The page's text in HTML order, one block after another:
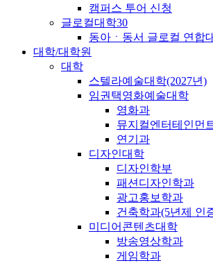
캠퍼스 투어 신청
글로컬대학30
동아ㆍ동서 글로컬 연합
대학/대학원
대학
스텔라예술대학(2027년)
임권택영화예술대학
영화과
뮤지컬엔터테인먼
연기과
디자인대학
디자인학부
패션디자인학과
광고홍보학과
건축학과(5년제 인
미디어콘텐츠대학
방송영상학과
게임학과